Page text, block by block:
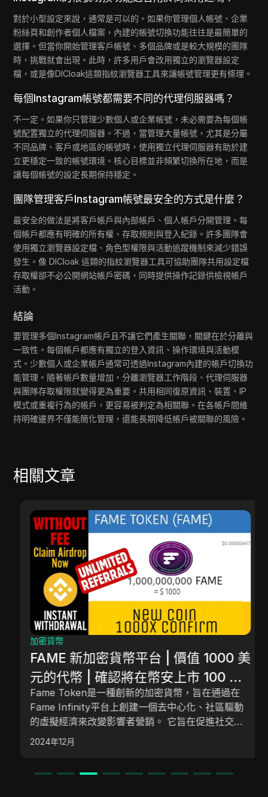
對於小型設定來說，通常是可以的。如果你管理個人帳號、企業
粉絲頁和創作者個人檔案，內建的帳號切換功能往往是最簡單的
選擇。但當你開始管理客戶帳號、多個品牌或是較大規模的團隊
時，挑戰就會出現。此時，許多用戶會改用獨立的瀏覽器設定
檔，或是像DICloak這類指紋瀏覽器工具來讓帳號管理更有條理。
每個Instagram帳號都需要不同的代理伺服器嗎？
不一定。如果你只管理少數個人或企業帳號，未必需要為每個帳
號配置獨立的代理伺服器。不過，當管理大量帳號，尤其是分屬
不同品牌、客戶或地區的帳號時，使用獨立代理伺服器有助於建
立更穩定一致的帳號環境。核心目標並非頻繁切換所在地，而是
讓每個帳號的設定長期保持穩定。
團隊管理客戶Instagram帳號最安全的方式是什麼？
最安全的做法是將客戶帳戶與內部帳戶、個人帳戶分開管理。每
個帳戶都應有明確的所有權、存取規則與登入紀錄。許多團隊會
使用獨立瀏覽器設定檔、角色型權限與活動追蹤機制來減少錯誤
發生。像 DICloak 這類的指紋瀏覽器工具可協助團隊共用設定檔
存取權卻不必公開網站帳戶密碼，同時提供操作記錄供檢視帳戶
活動。
結論
要管理多個Instagram帳戶且不讓它們產生關聯，關鍵在於分離與
一致性。每個帳戶都應有獨立的登入資訊、操作環境與活動模
式。少數個人或企業帳戶通常可透過Instagram內建的帳戶切換功
能管理。隨著帳戶數量增加，分離瀏覽器工作階段、代理伺服器
與團隊存取權限就變得更為重要。共用相同復原資訊、裝置、IP
模式或重複行為的帳戶，更容易被判定為相關聯。在各帳戶間維
持明確邊界不僅能簡化管理，還能長期降低帳戶被關聯的風險。
相關文章
加密貨幣
FAME 新加密貨幣平台 | 價值 1000 美
元的代幣 | 確認將在幣安上市 100 倍
即將到來
Fame Token是一種創新的加密貨幣，旨在通過在
Fame Infinity平台上創建一個去中心化、社區驅動
的虛擬經濟來改變影響者營銷。 它旨在促進社交媒
體影響者和市場營銷人員的可靠支付，擁有一個強大
的生態系統，包括去中心化的電子郵件、安全錢包和
趣，Fame Token有望實現顯著增長，並提供有前景
2024年12月